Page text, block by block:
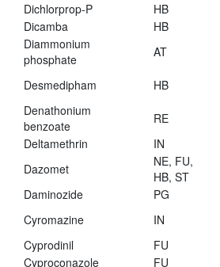
Dichlorprop-P
HB
Dicamba
HB
Diammonium
phosphate
AT
Desmedipham HB
Denathonium
benzoate
RE
Deltamethrin
IN
Dazomet
NE, FU,
HB, ST
Daminozide
PG
Cyromazine
IN
Cyprodinil
FU
Cyproconazole
FU